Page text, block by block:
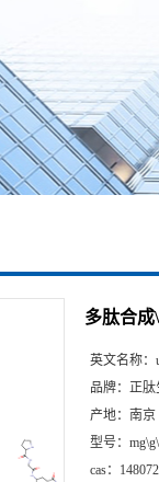
多肽合成
英文名称：
品牌： 正肽
产地： 南京
型号：
cas：